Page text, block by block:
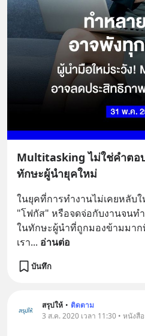
Multitasking ไม่ใช่คำตอ
ทักษะผู้นำยุคใหม่
ในยุคที่การทำงานไม่เคยหลับ
"โฟกัส" หรือจดจ่อกับงานจนทำ
ในทักษะผู้นำที่ถูกมองข้ามมา
เรา... อ่านต่อ
บันทึก
สรุปให้ • ติดตาม
3 ส.ค. 2020 เวลา 11:30 • หนังสือ